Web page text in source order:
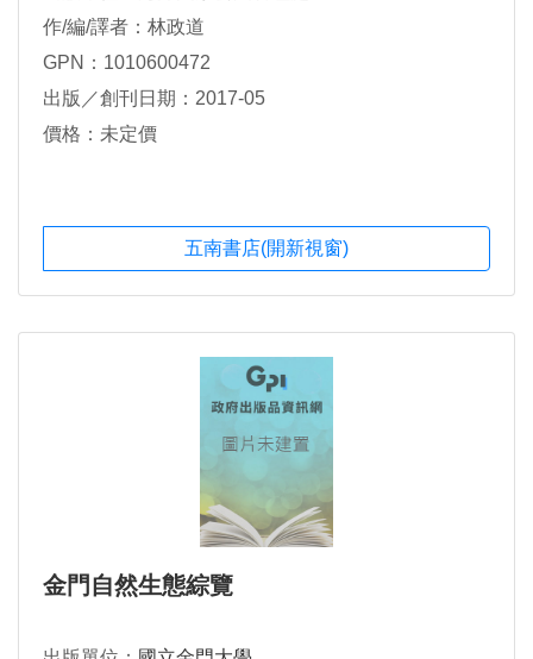
作/編/譯者：林政道
GPN：1010600472
出版／創刊日期：2017-05
價格：未定價
五南書店(開新視窗)
金門自然生態綜覽